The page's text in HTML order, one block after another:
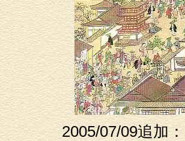
2005/07/09追加：